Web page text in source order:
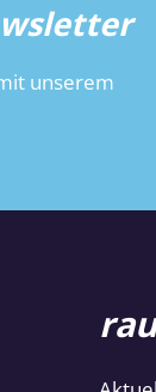
unserem